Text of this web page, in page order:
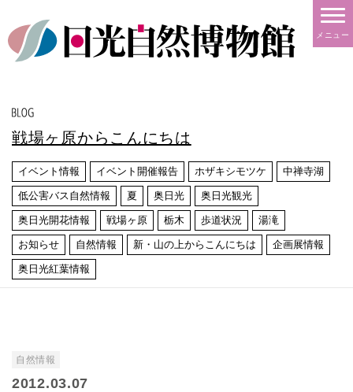
メニュー
戦場ヶ原からこんにちは
イベント情報 イベント開催報告 ホザキシモツケ 中禅寺湖
低公害バス自然情報 夏 奥日光 奥日光観光
奥日光開花情報 戦場ヶ原 栃木 歩道状況 湯滝
お知らせ 自然情報 新・山の上からこんにちは 企画展情報
奥日光紅葉情報
自然情報
2012.03.07